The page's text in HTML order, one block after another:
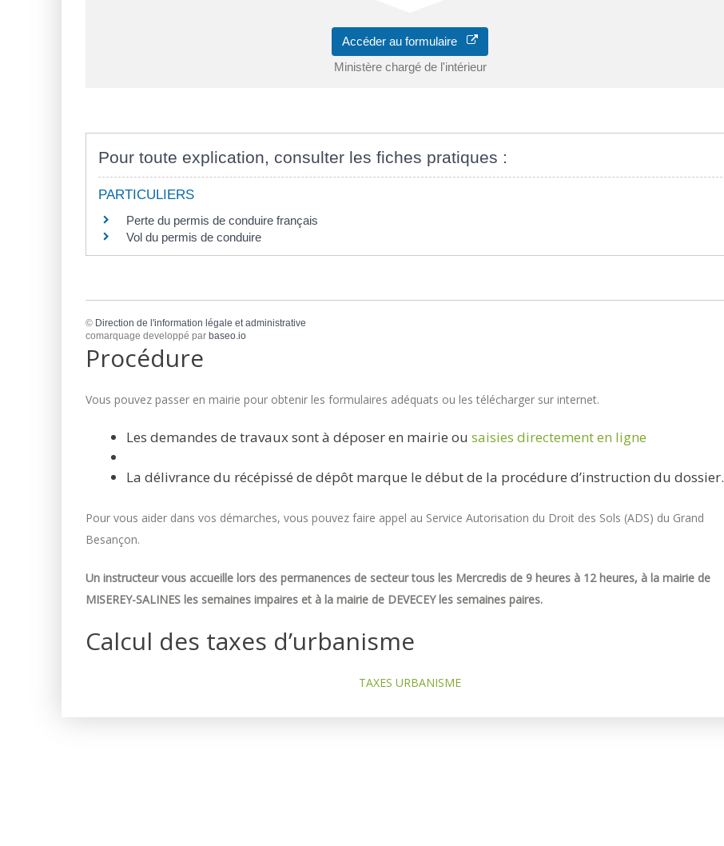
Accéder au formulaire
Ministère chargé de l'intérieur
Pour toute explication, consulter les fiches pratiques :
PARTICULIERS
Perte du permis de conduire français
Vol du permis de conduire
© Direction de l'information légale et administrative
comarquage developpé par baseo.io
Procédure
Vous pouvez passer en mairie pour obtenir les formulaires adéquats ou les télécharger sur internet.
Les demandes de travaux sont à déposer en mairie ou saisies directement en ligne
La délivrance du récépissé de dépôt marque le début de la procédure d’instruction du dossier.
Pour vous aider dans vos démarches, vous pouvez faire appel au Service Autorisation du Droit des Sols (ADS) du Grand
Besançon.
Un instructeur vous accueille lors des permanences de secteur tous les Mercredis de 9 heures à 12 heures, à la mairie de
MISEREY-SALINES les semaines impaires et à la mairie de DEVECEY les semaines paires.
Calcul des taxes d’urbanisme
TAXES URBANISME